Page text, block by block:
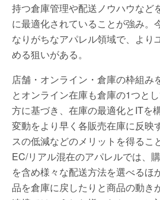
持つ倉庫管理や配送ノウハウなど
に最適化されていることが強み。
なりがちなアパレル領域で、より
める狙いがある。
店舗・オンライン・倉庫の枠組み
とオンライン在庫も倉庫の1つと
方に基づき、在庫の最適化とITを
変動をより早く各販売在庫に反映
スの低減などのメリットを得るこ
EC/リアル混在のアパレルでは、
を含め様々な配送方法を選べるほ
品を倉庫に戻したりと商品の動き